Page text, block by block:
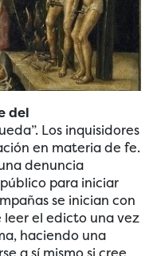
del
Los inquisidores
en materia de fe.
denuncia
para iniciar
se inician con
el edicto una vez
haciendo una
a sí mismo si cree